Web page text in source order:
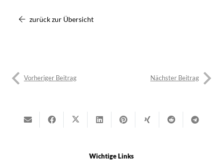
zurück zur Übersicht
Vorheriger Beitrag Nächster Beitrag
Wichtige Links